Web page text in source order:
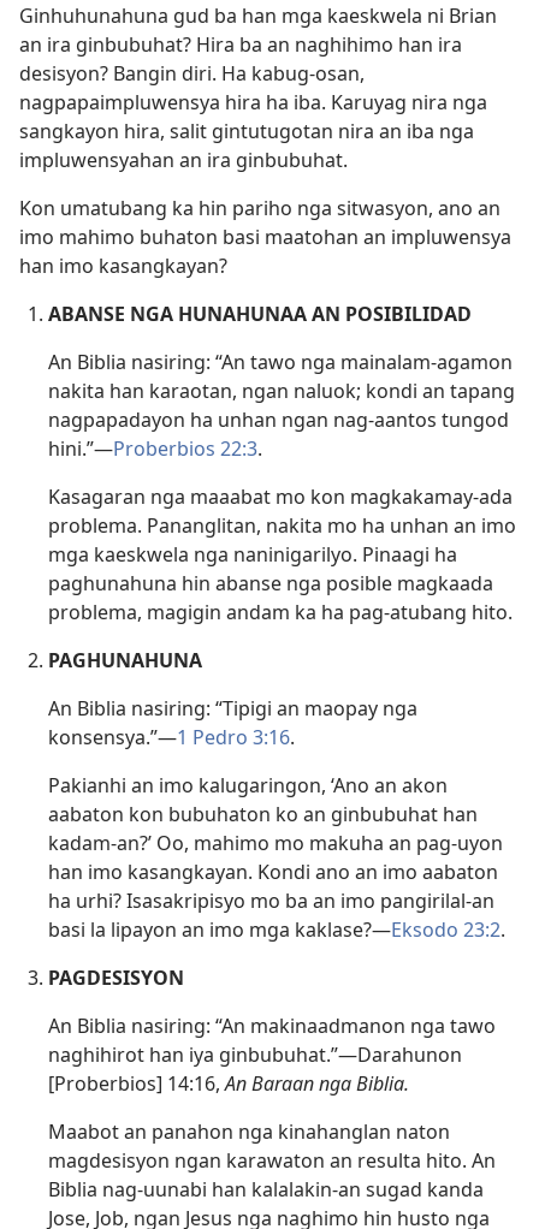
Ginhuhunahuna gud ba han mga kaeskwela ni Brian
an ira ginbubuhat? Hira ba an naghihimo han ira
desisyon? Bangin diri. Ha kabug-osan,
nagpapaimpluwensya hira ha iba. Karuyag nira nga
sangkayon hira, salit gintutugotan nira an iba nga
impluwensyahan an ira ginbubuhat.
Kon umatubang ka hin pariho nga sitwasyon, ano an
imo mahimo buhaton basi maatohan an impluwensya
han imo kasangkayan?
ABANSE NGA HUNAHUNAA AN POSIBILIDAD
An Biblia nasiring: “An tawo nga mainalam-agamon
nakita han karaotan, ngan naluok; kondi an tapang
nagpapadayon ha unhan ngan nag-aantos tungod
hini.”​—Proberbios 22:3.
Kasagaran nga maaabat mo kon magkakamay-ada
problema. Pananglitan, nakita mo ha unhan an imo
mga kaeskwela nga naninigarilyo. Pinaagi ha
paghunahuna hin abanse nga posible magkaada
problema, magigin andam ka ha pag-atubang hito.
PAGHUNAHUNA
An Biblia nasiring: “Tipigi an maopay nga
konsensya.”​—1 Pedro 3:16.
Pakianhi an imo kalugaringon, ‘Ano an akon
aabaton kon bubuhaton ko an ginbubuhat han
kadam-an?’ Oo, mahimo mo makuha an pag-uyon
han imo kasangkayan. Kondi ano an imo aabaton
ha urhi? Isasakripisyo mo ba an imo pangirilal-an
basi la lipayon an imo mga kaklase?​—Eksodo 23:2.
PAGDESISYON
An Biblia nasiring: “An makinaadmanon nga tawo
naghihirot han iya ginbubuhat.”​—Darahunon
[Proberbios] 14:16,An Baraan nga Biblia.
Maabot an panahon nga kinahanglan naton
magdesisyon ngan karawaton an resulta hito. An
Biblia nag-uunabi han kalalakin-an sugad kanda
Jose, Job, ngan Jesus nga naghimo hin husto nga